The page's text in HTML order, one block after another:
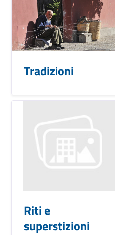
Tradizioni
Riti e
superstizioni